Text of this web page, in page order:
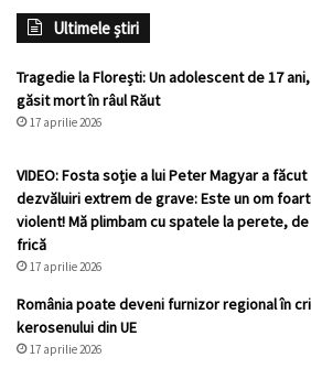
Ultimele știri
Tragedie la Florești: Un adolescent de 17 ani,
găsit mort în râul Răut
17 aprilie 2026
VIDEO: Fosta soție a lui Peter Magyar a făcut
dezvăluiri extrem de grave: Este un om
violent! Mă plimbam cu spatele la perete, de
frică
17 aprilie 2026
România poate deveni furnizor regional în
kerosenului din UE
17 aprilie 2026